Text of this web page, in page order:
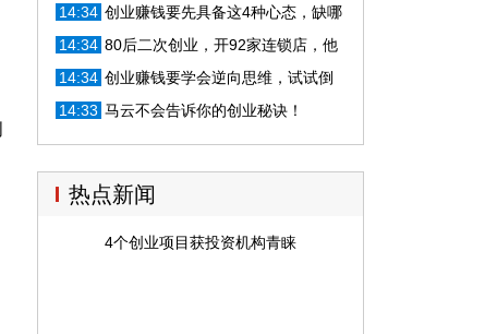
难？网友：一年赔了200万
14:34 创业赚钱要先具备这4种心态，缺哪
一种都不行！
14:34 80后二次创业，开92家连锁店，他
有何经营秘诀
14:34 创业赚钱要学会逆向思维，试试倒
着走，没有钱你照样可以创业！
14:33 马云不会告诉你的创业秘诀！
热点新闻
4个创业项目获投资机构青睐